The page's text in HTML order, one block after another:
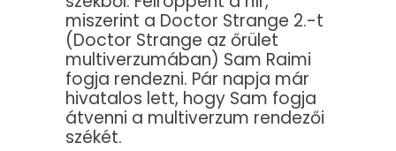
miszerint a Doctor Strange 2.-t
(Doctor Strange az őrület
multiverzumában) Sam Raimi
fogja rendezni. Pár napja már
hivatalos lett, hogy Sam fogja
átvenni a multiverzum rendezői
székét.